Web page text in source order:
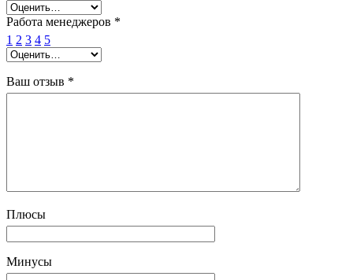
Работа менеджеров *
1 2 3 4 5
Ваш отзыв *
Плюсы
Минусы